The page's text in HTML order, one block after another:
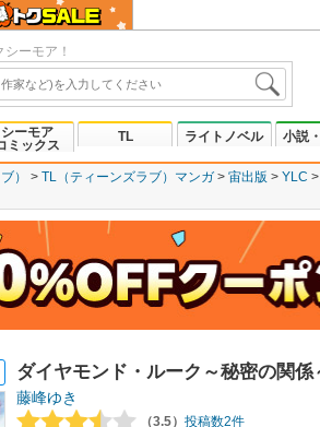
ーモア！
シーモア
ミックス
TL ライトノベル 小説
） TL（ティーンズラブ）マンガ 宙出版 YLC
ダイヤモンド・ルーク～秘密の関係
藤峰ゆき
（3.5） 投稿数2件